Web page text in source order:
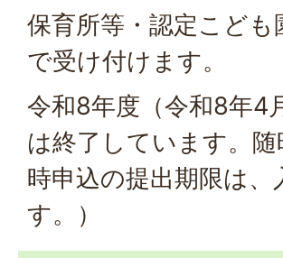
保育所等・認定こど
で受け付けます。
令和8年度（令和8年4
は終了しています。
時申込の提出期限は
す。）